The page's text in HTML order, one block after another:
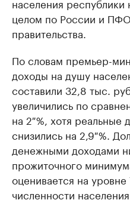
населения
целом по России и
правительства.
По словам премьер-
доходы на душу
составили 32,8 тыс.
увеличились по
на 2 %, хотя реальные
снизились на 2,9 %.
денежными доходами
прожиточного
оценивается на
численности